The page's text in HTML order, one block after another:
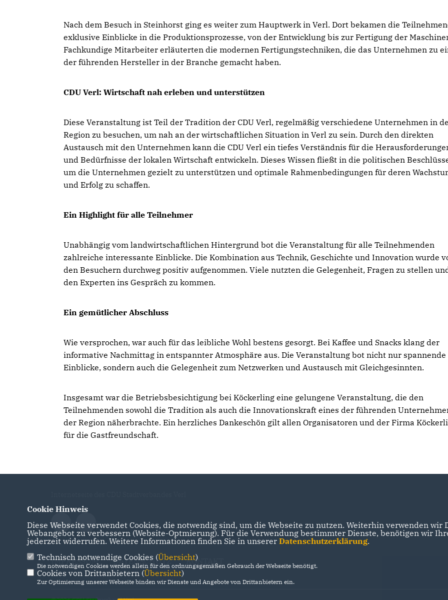
Nach dem Besuch in Steinhorst ging es weiter zum Hauptwerk in Verl. Dort bekamen die
exklusive Einblicke in die Produktionsprozesse, von der Entwicklung bis zur Fertigung der
Fachkundige Mitarbeiter erläuterten die modernen Fertigungstechniken, die das Unternehmen zu
der führenden Hersteller in der Branche gemacht haben.
CDU Verl: Wirtschaft nah erleben und unterstützen
Diese Veranstaltung ist Teil der Tradition der CDU Verl, regelmäßig verschiedene Unternehmen in
Region zu besuchen, um nah an der wirtschaftlichen Situation in Verl zu sein. Durch den direkten
Austausch mit den Unternehmen kann die CDU Verl ein tiefes Verständnis für die
und Bedürfnisse der lokalen Wirtschaft entwickeln. Dieses Wissen fließt in die politischen
um die Unternehmen gezielt zu unterstützen und optimale Rahmenbedingungen für deren
und Erfolg zu schaffen.
Ein Highlight für alle Teilnehmer
Unabhängig vom landwirtschaftlichen Hintergrund bot die Veranstaltung für alle Teilnehmenden
zahlreiche interessante Einblicke. Die Kombination aus Technik, Geschichte und Innovation wurde
den Besuchern durchweg positiv aufgenommen. Viele nutzten die Gelegenheit, Fragen zu stellen
den Experten ins Gespräch zu kommen.
Ein gemütlicher Abschluss
Wie versprochen, war auch für das leibliche Wohl bestens gesorgt. Bei Kaffee und Snacks klang der
informative Nachmittag in entspannter Atmosphäre aus. Die Veranstaltung bot nicht nur spannende
Einblicke, sondern auch die Gelegenheit zum Netzwerken und Austausch mit Gleichgesinnten.
Insgesamt war die Betriebsbesichtigung bei Köckerling eine gelungene Veranstaltung, die den
Teilnehmenden sowohl die Tradition als auch die Innovationskraft eines der führenden
der Region näherbrachte. Ein herzliches Dankeschön gilt allen Organisatoren und der Firma
für die Gastfreundschaft.
IMPRESSUM DATENSCHUTZ KONTAKT
Cookie Hinweis
Diese Webseite verwendet Cookies, die notwendig sind, um die Webseite zu nutzen. Weiterhin verwenden
Webangebot zu verbessern (Website-Optmierung). Für die Verwendung bestimmter Dienste, benötigen wir
jederzeit widerrufen. Weitere Informationen finden Sie in unserer Datenschutzerklärung.
Technisch notwendige Cookies (Übersicht)
Die notwendigen Cookies werden allein für den ordnungsgemäßen Gebrauch der Webseite benötigt.
Cookies von Drittanbietern (Übersicht)
Zur Optimierung unserer Webseite binden wir Dienste und Angebote von Drittanbietern ein.